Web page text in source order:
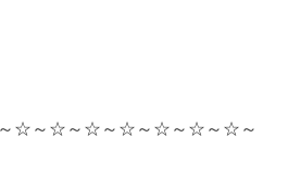
☆～☆～☆～☆～☆～☆～☆～